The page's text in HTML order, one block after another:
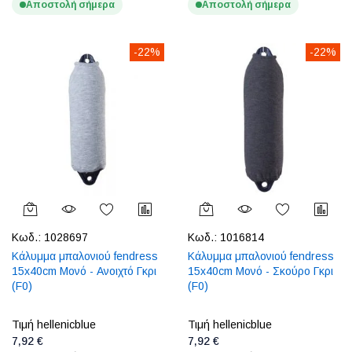
Αποστολή σήμερα Αποστολή σήμερα
-22%
Κωδ.: 1028697
Κάλυμμα μπαλονιού fendress
15x40cm Μονό - Ανοιχτό Γκρι
(F0)
Τιμή hellenicblue
7,92 €
-22%
Κωδ.: 1016814
Κάλυμμα μπαλονιού fendress
15x40cm Μονό - Σκούρο Γκρι
(F0)
Τιμή hellenicblue
7,92 €